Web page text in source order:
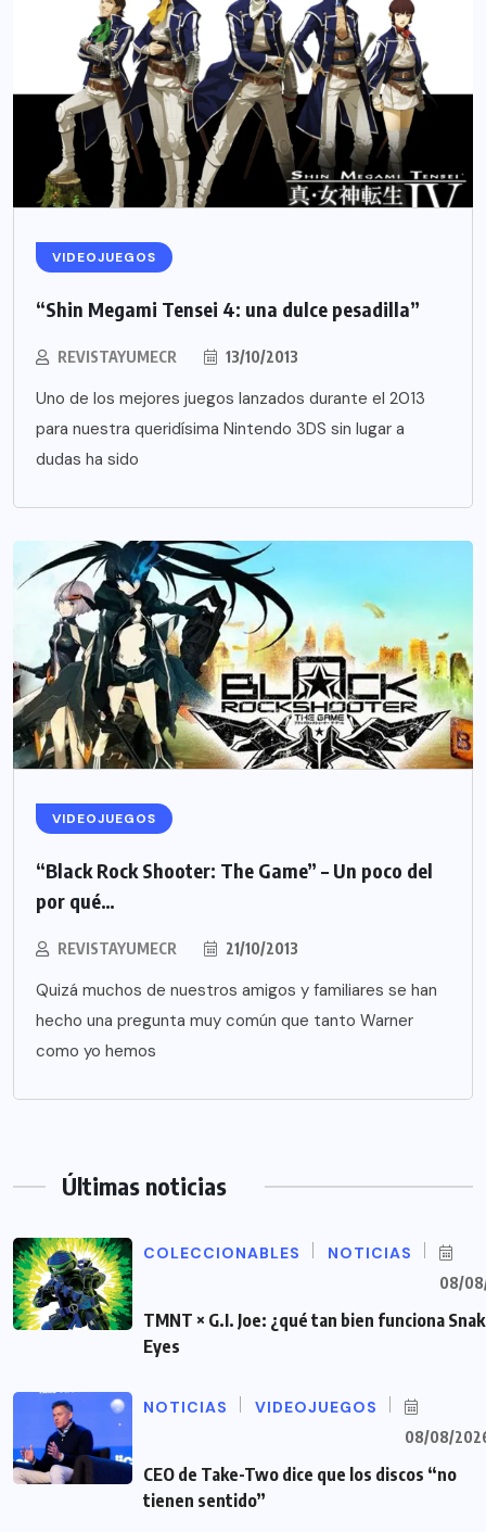
VIDEOJUEGOS
“Shin Megami Tensei 4: una dulce pesadilla”
REVISTAYUMECR 13/10/2013
Uno de los mejores juegos lanzados durante el 2013
para nuestra queridísima Nintendo 3DS sin lugar a
dudas ha sido
VIDEOJUEGOS
“Black Rock Shooter: The Game” – Un poco del
por qué…
REVISTAYUMECR 21/10/2013
Quizá muchos de nuestros amigos y familiares se han
hecho una pregunta muy común que tanto Warner
como yo hemos
Últimas noticias
COLECCIONABLES NOTICIAS
08/
TMNT × G.I. Joe: ¿qué tan bien funciona
Eyes
NOTICIAS VIDEOJUEGOS
08/08/
CEO de Take-Two dice que los discos “no
tienen sentido”